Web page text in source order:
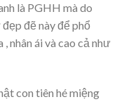
là PGHH mà do
đẽ này để phổ
nhân ái và cao cả như
con tiên hé miệng